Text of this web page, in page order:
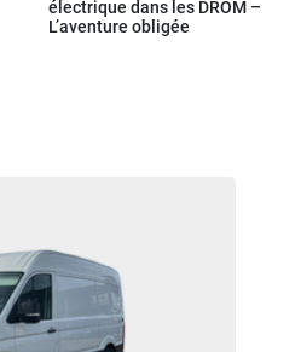
électrique dans les DROM –
L’aventure obligée